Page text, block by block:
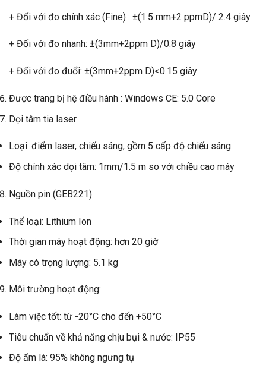
+ Đối với đo chính xác (Fine) : ±(1.5 mm+2 ppmD)/ 2.4 giây
+ Đối với đo nhanh: ±(3mm+2ppm D)/0.8 giây
+ Đối với đo đuổi: ±(3mm+2ppm D)<0.15 giây
Được trang bị hệ điều hành : Windows CE: 5.0 Core
Dọi tâm tia laser
Loại: điểm laser, chiếu sáng, gồm 5 cấp độ chiếu sáng
Độ chính xác dọi tâm: 1mm/1.5 m so với chiều cao máy
Nguồn pin (GEB221)
Thể loại: Lithium Ion
Thời gian máy hoạt động: hơn 20 giờ
Máy có trọng lượng: 5.1 kg
Môi trường hoạt động:
Làm việc tốt: từ -20°C cho đến +50°C
Tiêu chuẩn về khả năng chịu bụi & nước: IP55
Độ ẩm là: 95% không ngưng tụ